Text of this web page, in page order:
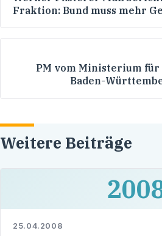
Fraktion: Bund muss mehr
PM vom Ministerium für
Baden-
Weitere Beiträge
25.04.2008